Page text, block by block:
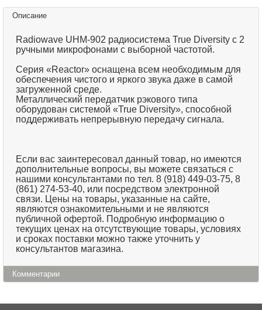
Описание
Radiowave UHM-902 радиосистема True Diversity с 2
ручными микрофонами с выборной частотой.
Серия «Reactor» оснащена всем необходимым для
обеспечения чистого и яркого звука даже в самой
загруженной среде.
Металлический передатчик рэкового типа
оборудован системой «True Diversity», способной
поддерживать непрерывную передачу сигнала.
Если вас заинтересовал данный товар, но имеются
дополнительные вопросы, вы можете связаться с
нашими консультантами по тел. 8 (918) 449-03-75, 8
(861) 274-53-40, или посредством электронной
связи. Цены на товары, указанные на сайте,
являются ознакомительными и не являются
публичной офертой. Подробную информацию о
текущих ценах на отсутствующие товары, условиях
и сроках поставки можно также уточнить у
консультантов магазина.
Комментарии